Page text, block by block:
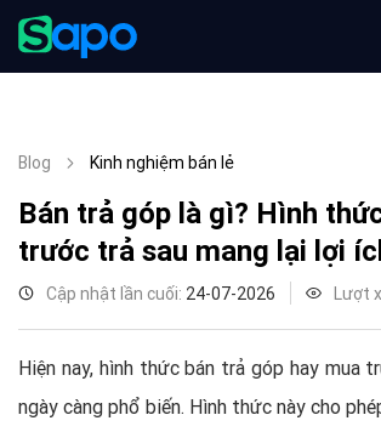
Blog Kinh nghiệm bán lẻ
Bán trả góp là gì? Hình
trước trả sau mang lại lợi
Cập nhật lần cuối: 24-07-2026 Lượt
Hiện nay, hình thức bán trả góp hay mua
ngày càng phổ biến. Hình thức này cho